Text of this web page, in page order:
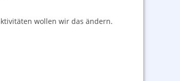
wollen wir das ändern.